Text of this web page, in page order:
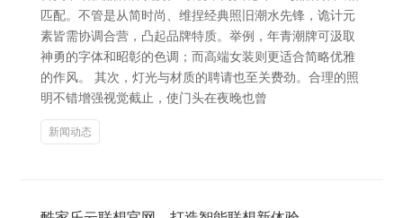
匹配。不管是从简时尚、维捏经典照旧潮水先锋，诡计元
素皆需协调合营，凸起品牌特质。举例，年青潮牌可汲取
神勇的字体和昭彰的色调；而高端女装则更适合简略优雅
的作风。 其次，灯光与材质的聘请也至关费劲。合理的照
明不错增强视觉截止，使门头在夜晚也曾
新闻动态